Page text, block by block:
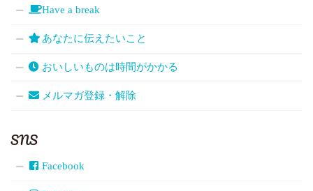
Have a break
あなたに伝えたいこと
おいしいものは時間がかかる
メルマガ登録・解除
SNS
Facebook